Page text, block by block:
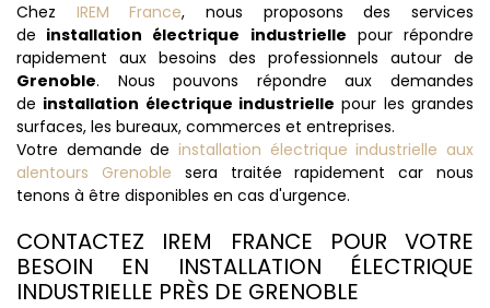
Chez IREM France, nous proposons des services
de installation électrique industrielle pour répondre
rapidement aux besoins des professionnels autour de
Grenoble. Nous pouvons répondre aux demandes
de installation électrique industrielle pour les grandes
surfaces, les bureaux, commerces et entreprises.
Votre demande de installation électrique industrielle aux
alentours Grenoble sera traitée rapidement car nous
tenons à être disponibles en cas d'urgence.
CONTACTEZ IREM FRANCE POUR VOTRE
BESOIN EN INSTALLATION ÉLECTRIQUE
INDUSTRIELLE PRÈS DE GRENOBLE